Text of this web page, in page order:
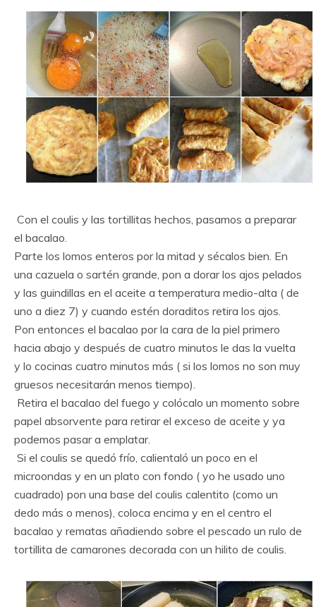
Con el coulis y las tortillitas hechos, pasamos a preparar
el bacalao.
Parte los lomos enteros por la mitad y sécalos bien. En
una cazuela o sartén grande, pon a dorar los ajos pelados
y las guindillas en el aceite a temperatura medio-alta ( de
uno a diez 7) y cuando estén doraditos retira los ajos.
Pon entonces el bacalao por la cara de la piel primero
hacia abajo y después de cuatro minutos le das la vuelta
y lo cocinas cuatro minutos más ( si los lomos no son muy
gruesos necesitarán menos tiempo).
Retira el bacalao del fuego y colócalo un momento sobre
papel absorvente para retirar el exceso de aceite y ya
podemos pasar a emplatar.
Si el coulis se quedó frío, calientaló un poco en el
microondas y en un plato con fondo ( yo he usado uno
cuadrado) pon una base del coulis calentito (como un
dedo más o menos), coloca encima y en el centro el
bacalao y rematas añadiendo sobre el pescado un rulo de
tortillita de camarones decorada con un hilito de coulis.